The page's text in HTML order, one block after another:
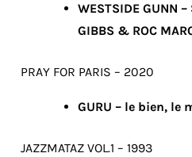
WESTSIDE GUNN
GIBBS & ROC
PRAY FOR PARIS – 2020
GURU – le bien, le
JAZZMATAZ VOL.1 – 1993